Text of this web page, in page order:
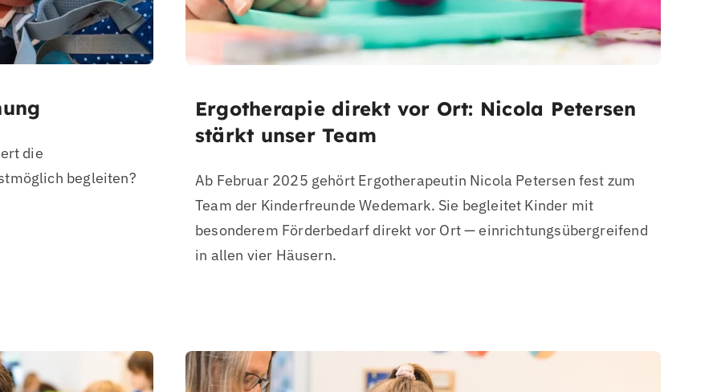
die
begleiten?
Ergotherapie direkt vor Ort: Nicola Petersen
stärkt unser Team
Ab Februar 2025 gehört Ergotherapeutin Nicola Petersen fest zum
Team der Kinderfreunde Wedemark. Sie begleitet Kinder mit
besonderem Förderbedarf direkt vor Ort — einrichtungsübergreifend
in allen vier Häusern.